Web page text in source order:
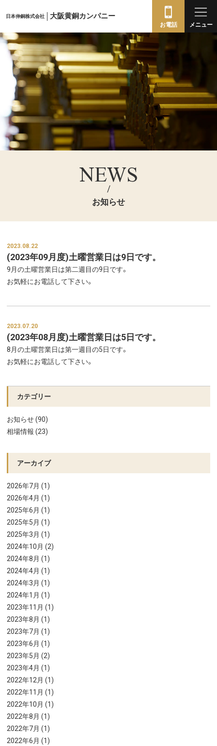
日本伸銅株式会社 大阪黄銅カンパニー
お電話 メニュー
NEWS
/
お知らせ
2023.08.22
(2023年09月度)土曜営業日は9日です。
9月の土曜営業日は第二週目の9日です。
お気軽にお電話して下さい。
2023.07.20
(2023年08月度)土曜営業日は5日です。
8月の土曜営業日は第一週目の5日です。
お気軽にお電話して下さい。
カテゴリー
お知らせ (90)
相場情報 (23)
アーカイブ
2026年7月 (1)
2026年4月 (1)
2025年6月 (1)
2025年5月 (1)
2025年3月 (1)
2024年10月 (2)
2024年8月 (1)
2024年4月 (1)
2024年3月 (1)
2024年1月 (1)
2023年11月 (1)
2023年8月 (1)
2023年7月 (1)
2023年6月 (1)
2023年5月 (2)
2023年4月 (1)
2022年12月 (1)
2022年11月 (1)
2022年10月 (1)
2022年8月 (1)
2022年7月 (1)
2022年6月 (1)